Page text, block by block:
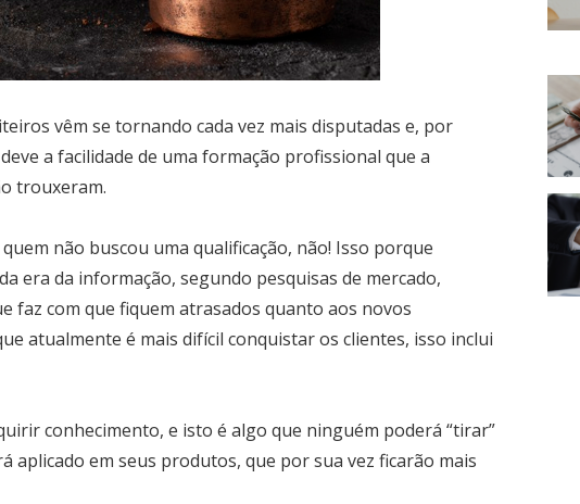
vêm se tornando cada vez mais disputadas e, por
a facilidade de uma formação profissional que a
trouxeram.
não buscou uma qualificação, não! Isso porque
era da informação, segundo pesquisas de mercado,
faz com que fiquem atrasados quanto aos novos
atualmente é mais difícil conquistar os clientes, isso inclui
conhecimento, e isto é algo que ninguém poderá “tirar”
aplicado em seus produtos, que por sua vez ficarão mais